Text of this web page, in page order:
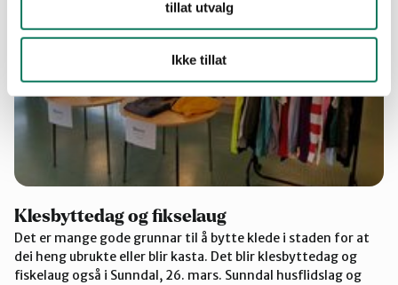
tillat utvalg
Ikke tillat
Klesbyttedag og fikselaug
Det er mange gode grunnar til å bytte klede i staden for at
dei heng ubrukte eller blir kasta. Det blir klesbyttedag og
fiskelaug også i Sunndal, 26. mars. Sunndal husflidslag og